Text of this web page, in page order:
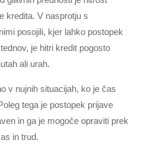
kredita. V nasprotju s
posojili, kjer lahko postopek
je hitri kredit pogosto
ali urah.
v nujnih situacijah, ko je čas
tega je postopek prijave
in ga je mogoče opraviti prek
in trud.